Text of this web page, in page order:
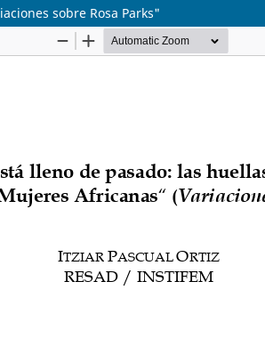
sobre Rosa Parks"